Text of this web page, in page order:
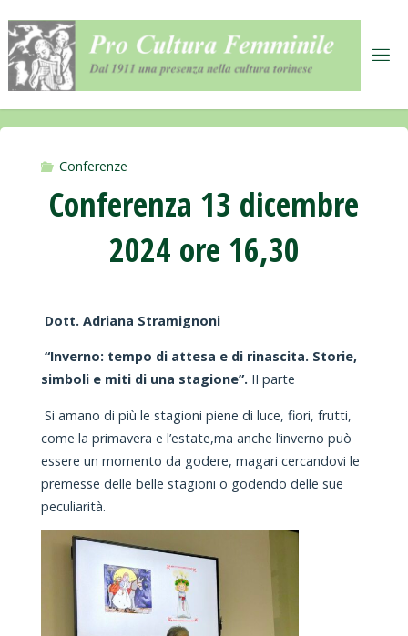
al
contenuto
Conferenze
Conferenza 13 dicembre
2024 ore 16,30
Dott. Adriana Stramignoni
“Inverno: tempo di attesa e di rinascita. Storie,
simboli e miti di una stagione”. II parte
Si amano di più le stagioni piene di luce, fiori, frutti,
come la primavera e l’estate,ma anche l’inverno può
essere un momento da godere, magari cercandovi le
premesse delle belle stagioni o godendo delle sue
peculiarità.